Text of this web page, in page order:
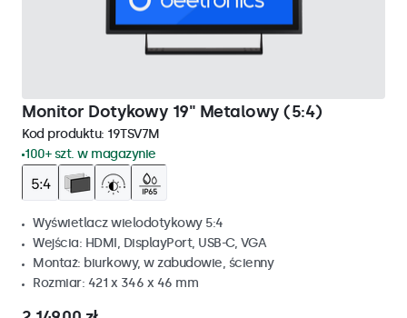
Monitor Dotykowy 19" Metalowy (5:4)
Kod produktu: 19TSV7M
100+ szt. w magazynie
Wyświetlacz wielodotykowy 5:4
Wejścia: HDMI, DisplayPort, USB-C, VGA
Montaż: biurkowy, w zabudowie, ścienny
Rozmiar: 421 x 346 x 46 mm